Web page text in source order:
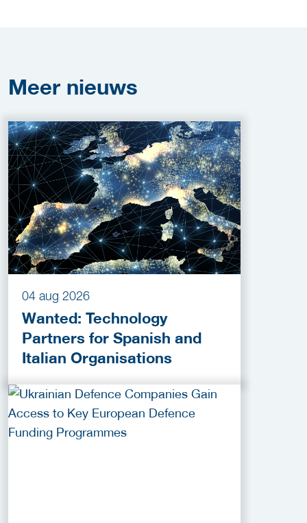
Meer nieuws
04 aug 2026
Wanted: Technology
Partners for Spanish and
Italian Organisations